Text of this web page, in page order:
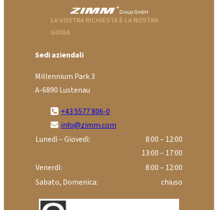
LA VOSTRA RICHIESTA È LA NOSTRA
GUIDA
Sedi aziendali
Millennium Park 3
A-6890 Lustenau
+43 5577 806-0
info@zimm.com
Lunedì – Giovedì:
8:00 – 12:00
13:00 – 17:00
Venerdì:
8:00 – 12:00
Sabato, Domenica:
chiuso